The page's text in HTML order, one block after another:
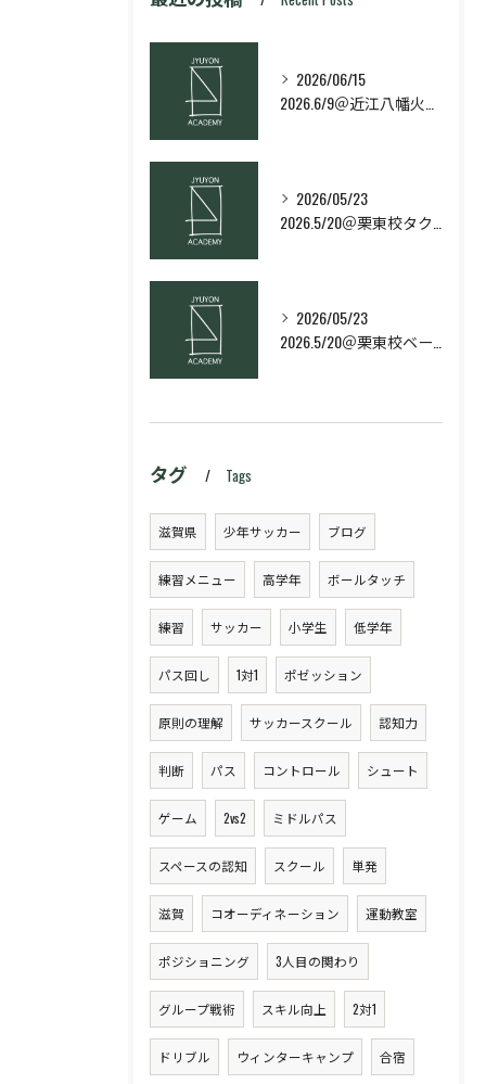
2026/06/15
2026/05/23
2026/05/23
タグ Tags
滋賀県 少年サッカー ブログ
練習メニュー 高学年 ボールタッチ
練習 サッカー 小学生 低学年
パス回し 1対1 ポゼッション
原則の理解 サッカースクール 認知力
判断 パス コントロール シュート
ゲーム 2vs2 ミドルパス
スペースの認知 スクール 単発
滋賀 コオーディネーション 運動教室
ポジショニング 3人目の関わり
グループ戦術 スキル向上 2対1
ドリブル ウィンターキャンプ 合宿